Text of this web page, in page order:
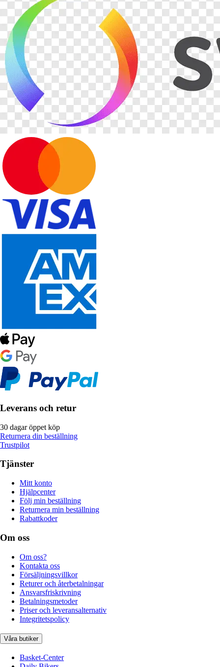
Leverans och retur
30 dagar öppet köp
Returnera din beställning
Trustpilot
Tjänster
Mitt konto
Hjälpcenter
Följ min beställning
Returnera min beställning
Rabattkoder
Om oss
Om oss?
Kontakta oss
Försäljningsvillkor
Returer och återbetalningar
Ansvarsfriskrivning
Betalningsmetoder
Priser och leveransalternativ
Integritetspolicy
Våra butiker
Basket-Center